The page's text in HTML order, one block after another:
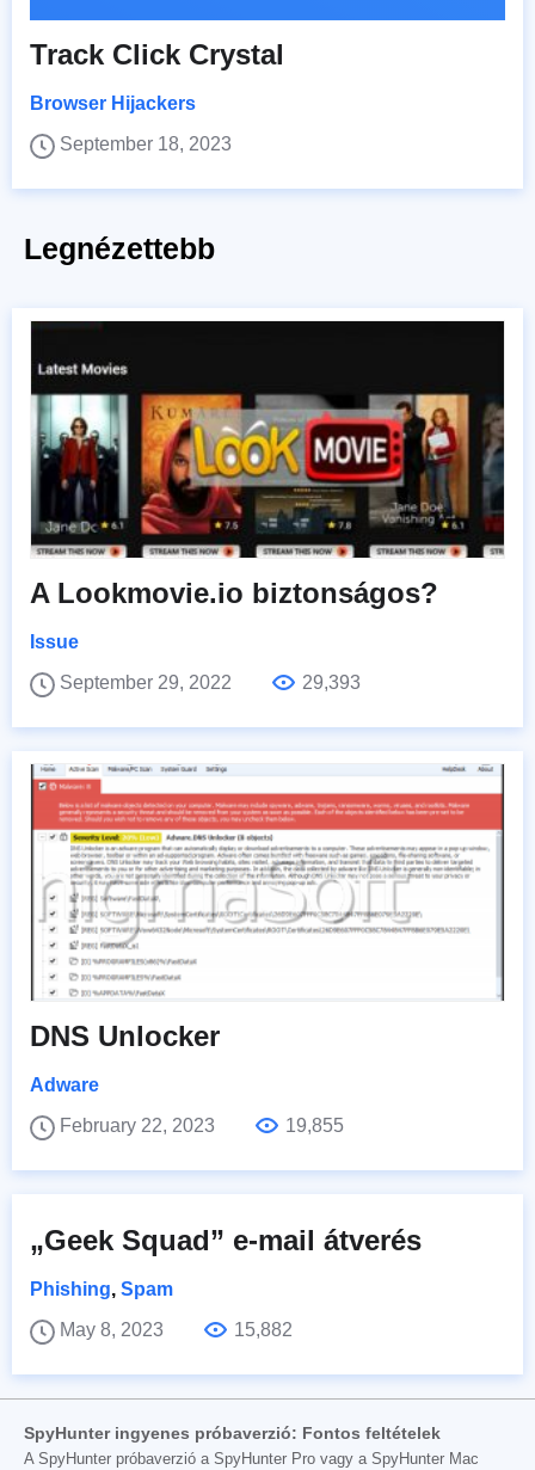
Track Click Crystal
Browser Hijackers
September 18, 2023
Legnézettebb
A Lookmovie.io biztonságos?
Issue
September 29, 2022
29,393
DNS Unlocker
Adware
February 22, 2023
19,855
„Geek Squad” e-mail átverés
Phishing, Spam
May 8, 2023
15,882
SpyHunter ingyenes próbaverzió: Fontos feltételek
A SpyHunter próbaverzió a SpyHunter Pro vagy a SpyHunter Mac